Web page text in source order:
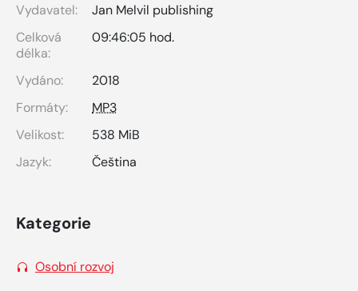
Vydavatel:
Jan Melvil publishing
Celková
délka:
09:46:05 hod.
Vydáno:
2018
Formáty:
MP3
Velikost:
538 MiB
Jazyk:
Čeština
Kategorie
Osobní rozvoj